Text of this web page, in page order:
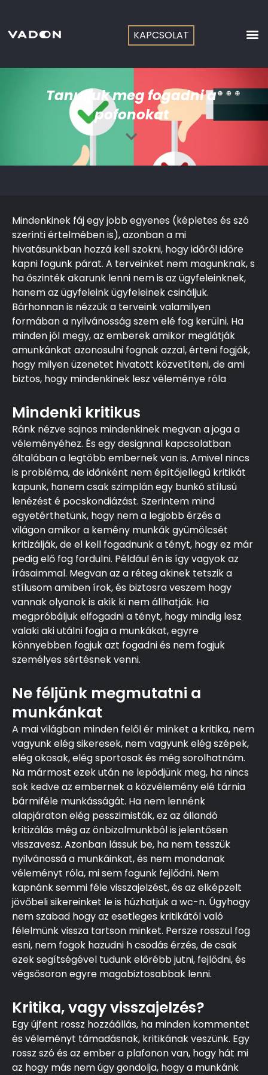
content
KAPCSOLAT
Tanuljuk meg fogadni a
pofonokat
Mindenkinek fáj egy jobb egyenes (képletes és szó
szerinti értelmében is), azonban a mi
hivatásunkban hozzá kell szokni, hogy időről időre
kapni fogunk párat. A terveinket nem magunknak, s
ha őszinték akarunk lenni nem is az ügyfeleinknek,
hanem az ügyfeleink ügyfeleinek csináljuk.
Bárhonnan is nézzük a terveink valamilyen
formában a nyilvánosság szem elé fog kerülni. Ha
minden jól megy, az emberek amikor meglátják
amunkánkat azonosulni fognak azzal, érteni fogják,
hogy milyen üzenetet hivatott közvetíteni, de ami
biztos, hogy mindenkinek lesz véleménye róla
Mindenki kritikus
Ránk nézve sajnos mindenkinek megvan a joga a
véleményéhez. És egy designnal kapcsolatban
általában a legtöbb embernek van is. Amivel nincs
is probléma, de időnként nem építőjellegű kritikát
kapunk, hanem csak szimplán egy bunkó stílusú
lenézést é pocskondiázást. Szerintem mind
egyetérthetünk, hogy nem a legjobb érzés a
világon amikor a kemény munkák gyümölcsét
kritizálják, de el kell fogadnunk a tényt, hogy ez már
pedig elő fog fordulni. Például én is így vagyok az
írásaimmal. Megvan az a réteg akinek tetszik a
stílusom amiben írok, és biztosra veszem hogy
vannak olyanok is akik ki nem állhatják. Ha
megpróbáljuk elfogadni a tényt, hogy mindig lesz
valaki aki utálni fogja a munkákat, egyre
könnyebben fogjuk azt fogadni és nem fogjuk
személyes sértésnek venni.
Ne féljünk megmutatni a
munkánkat
A mai világban minden felől ér minket a kritika, nem
vagyunk elég sikeresek, nem vagyunk elég szépek,
elég okosak, elég sportosak és még sorolhatnám.
Na mármost ezek után ne lepődjünk meg, ha nincs
sok kedve az embernek a közvélemény elé tárnia
bármiféle munkásságát. Ha nem lennénk
alapjáraton elég pesszimisták, ez az állandó
kritizálás még az önbizalmunkból is jelentősen
visszavesz. Azonban lássuk be, ha nem tesszük
nyilvánossá a munkáinkat, és nem mondanak
véleményt róla, mi sem fogunk fejlődni. Nem
kapnánk semmi féle visszajelzést, és az elképzelt
jövőbeli sikereinket le is húzhatjuk a wc-n. Úgyhogy
nem szabad hogy az esetleges kritikától való
félelmünk vissza tartson minket. Persze rosszul fog
esni, nem fogok hazudni h csodás érzés, de csak
ezek segítségével tudunk előrébb jutni, fejlődni, és
végsősoron egyre magabiztosabbak lenni.
Kritika, vagy visszajelzés?
Egy újfent rossz hozzáállás, ha minden kommentet
és véleményt támadásnak, kritikának veszünk. Egy
rossz szó és az ember a plafonon van, hogy hát mi
az hogy más nem úgy gondolja, hogy a munkánk